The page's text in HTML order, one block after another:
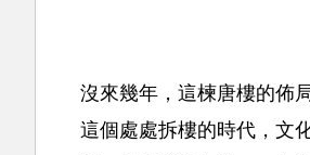
沒來幾年，這楝唐樓的佈
這個處處拆樓的時代，文